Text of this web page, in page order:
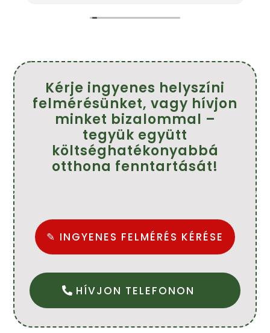
Köszönöm szépen.
Kérje ingyenes helyszíni
felmérésünket, vagy hívjon
minket bizalommal –
tegyük együtt
költséghatékonyabbá
otthona fenntartását!
✎ INGYENES FELMÉRÉS KÉRÉSE
HÍVJON TELEFONON